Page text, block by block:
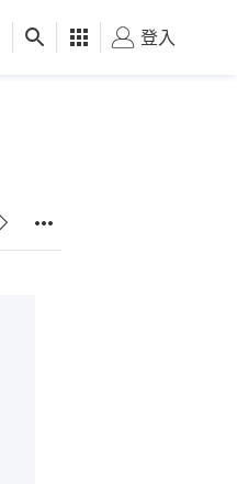
健康 好食玩飛
登入